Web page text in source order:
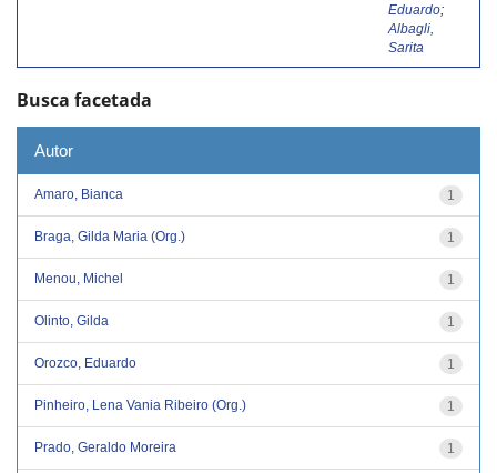
Eduardo;
Albagli,
Sarita
Busca facetada
Autor
1
Amaro, Bianca
1
Braga, Gilda Maria (Org.)
1
Menou, Michel
1
Olinto, Gilda
1
Orozco, Eduardo
1
Pinheiro, Lena Vania Ribeiro (Org.)
1
Prado, Geraldo Moreira